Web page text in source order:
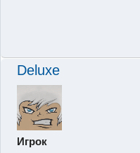
Deluxe
Игрок